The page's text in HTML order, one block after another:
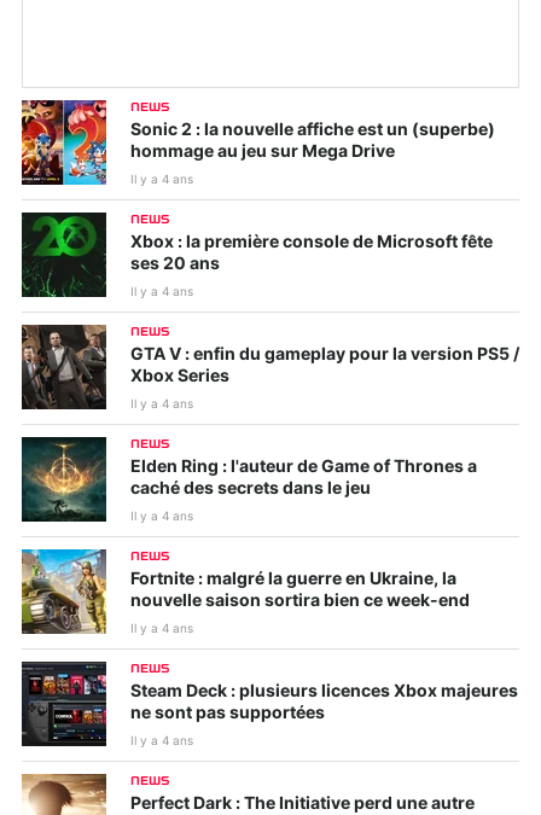
NEWS
Sonic 2 : la nouvelle affiche est un (superbe)
hommage au jeu sur Mega Drive
Il y a 4 ans
NEWS
Xbox : la première console de Microsoft fête
ses 20 ans
Il y a 4 ans
NEWS
GTA V : enfin du gameplay pour la version PS5 /
Xbox Series
Il y a 4 ans
NEWS
Elden Ring : l'auteur de Game of Thrones a
caché des secrets dans le jeu
Il y a 4 ans
NEWS
Fortnite : malgré la guerre en Ukraine, la
nouvelle saison sortira bien ce week-end
Il y a 4 ans
NEWS
Steam Deck : plusieurs licences Xbox majeures
ne sont pas supportées
Il y a 4 ans
NEWS
Perfect Dark : The Initiative perd une autre